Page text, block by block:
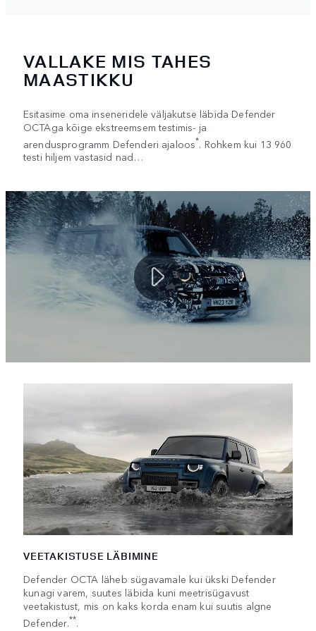
VALLAKE MIS TAHES
MAASTIKKU
Esitasime oma inseneridele väljakutse läbida Defender
OCTAga kõige ekstreemsem testimis- ja
arendusprogramm Defenderi ajaloos*. Rohkem kui 13 960
testi hiljem vastasid nad…
VEETAKISTUSE LÄBIMINE
Defender OCTA läheb sügavamale kui ükski Defender
kunagi varem, suutes läbida kuni meetrisügavust
veetakistust, mis on kaks korda enam kui suutis algne
Defender.**.